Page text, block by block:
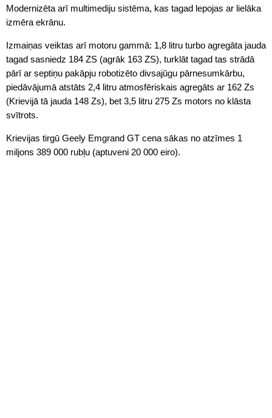
Modernizēta arī multimediju sistēma, kas tagad lepojas ar lielāka
izmēra ekrānu.
Izmaiņas veiktas arī motoru gammā: 1,8 litru turbo agregāta jauda
tagad sasniedz 184 ZS (agrāk 163 ZS), turklāt tagad tas strādā
pārī ar septiņu pakāpju robotizēto divsajūgu pārnesumkārbu,
piedāvājumā atstāts 2,4 litru atmosfēriskais agregāts ar 162 Zs
(Krievijā tā jauda 148 Zs), bet 3,5 litru 275 Zs motors no klāsta
svītrots.
Krievijas tirgū Geely Emgrand GT cena sākas no atzīmes 1
miljons 389 000 rubļu (aptuveni 20 000 eiro).